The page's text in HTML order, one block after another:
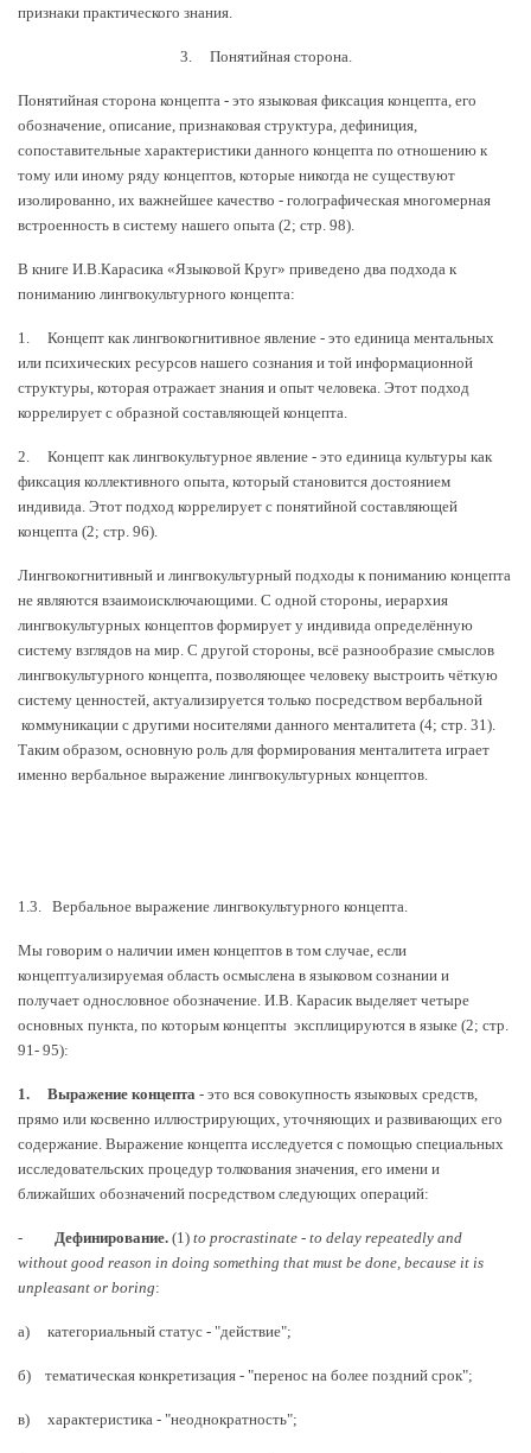
признаки практического знания.
3. Понятийная сторона.
Понятийная сторона концепта - это языковая фиксация концепта, его
обозначение, описание, признаковая структура, дефиниция,
сопоставительные характеристики данного концепта по отношению к
тому или иному ряду концептов, которые никогда не существуют
изолированно, их важнейшее качество - голографическая многомерная
встроенность в систему нашего опыта (2; стр. 98).
В книге И.В.Карасика «Языковой Круг» приведено два подхода к
пониманию лингвокультурного концепта:
1. Концепт как лингвокогнитивное явление - это единица ментальных
или психических ресурсов нашего сознания и той информационной
структуры, которая отражает знания и опыт человека. Этот подход
коррелирует с образной составляющей концепта.
2. Концепт как лингвокультурное явление - это единица культуры как
фиксация коллективного опыта, который становится достоянием
индивида. Этот подход коррелирует с понятийной составляющей
концепта (2; стр. 96).
Лингвокогнитивный и лингвокультурный подходы к пониманию концепта
не являются взаимоисключающими. С одной стороны, иерархия
лингвокультурных концептов формирует у индивида определённую
систему взглядов на мир. С другой стороны, всё разнообразие смыслов
лингвокультурного концепта, позволяющее человеку выстроить чёткую
систему ценностей, актуализируется только посредством вербальной
коммуникации с другими носителями данного менталитета (4; стр. 31).
Таким образом, основную роль для формирования менталитета играет
именно вербальное выражение лингвокультурных концептов.
1.3. Вербальное выражение лингвокультурного концепта.
Мы говорим о наличии имен концептов в том случае, если
концептуализируемая область осмыслена в языковом сознании и
получает однословное обозначение. И.В. Карасик выделяет четыре
основных пункта, по которым концепты эксплицируются в языке (2; стр.
91- 95):
1. Выражение концепта - это вся совокупность языковых средств,
прямо или косвенно иллюстрирующих, уточняющих и развивающих его
содержание. Выражение концепта исследуется с помощью специальных
исследовательских процедур толкования значения, его имени и
ближайших обозначений посредством следующих операций:
- Дефинирование. (1) to procrastinate - to delay repeatedly and
without good reason in doing something that must be done, because it is
unpleasant or boring:
а) категориальный статус - "действие";
б) тематическая конкретизация - "перенос на более поздний срок";
в) характеристика - "неоднократность";